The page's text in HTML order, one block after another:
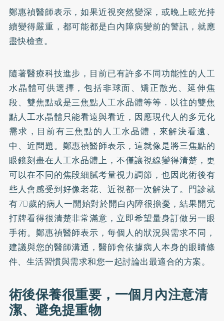
鄭惠禎醫師表示，如果近視突然變深，或晚上眩光持
續變得嚴重，都可能都是白內障病變前的警訊，就應
盡快檢查。
隨著醫療科技進步，目前已有許多不同功能性的人工
水晶體可供選擇，包括非球面、矯正散光、延伸焦
段、雙焦點或是三焦點人工水晶體等等．以往的雙焦
點人工水晶體只能看遠與看近，因應現代人的多元化
需求，目前有三焦點的人工水晶體，來解決看遠、
中、近問題。鄭惠禎醫師表示，這就像是將三焦點的
眼鏡刻畫在人工水晶體上，不僅讓視線變得清楚，更
可以在不同的焦段細膩考量視力調節，也因此術後有
些人會感受到好像老花、近視都一次解決了。門診就
有70歲的病人一開始對於開白內障很擔憂，結果開完
打牌看得很清楚非常滿意，立即希望量身訂做另一眼
手術。鄭惠禎醫師表示，每個人的狀況與需求不同，
建議與您的醫師溝通，醫師會依據病人本身的眼睛條
件、生活習慣與需求和您一起討論出最適合的方案。
術後保養很重要，一個月內注意清
潔、避免提重物